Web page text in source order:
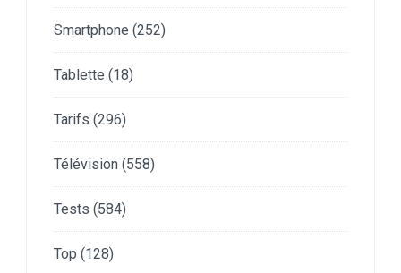
Smartphone (252)
Tablette (18)
Tarifs (296)
Télévision (558)
Tests (584)
Top (128)